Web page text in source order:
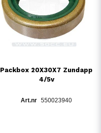
Packbox 20X30X7 Zundapp
4/5v
550023940